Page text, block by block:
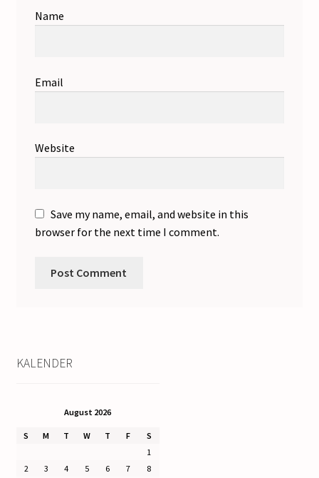
Name
Email
Website
Save my name, email, and website in this
browser for the next time I comment.
KALENDER
August 2026
S M T W T F
S
1
2
3 4 5 6 7
8